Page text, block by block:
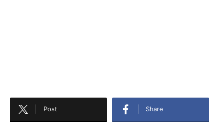
Post Share